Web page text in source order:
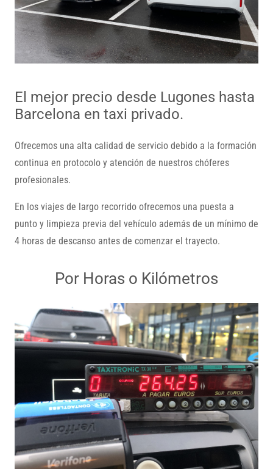
El mejor precio desde Lugones hasta
Barcelona en taxi privado.
Ofrecemos una alta calidad de servicio debido a la formación
continua en protocolo y atención de nuestros chóferes
profesionales.
En los viajes de largo recorrido ofrecemos una puesta a
punto y limpieza previa del vehículo además de un mínimo de
4 horas de descanso antes de comenzar el trayecto.
Por Horas o Kilómetros